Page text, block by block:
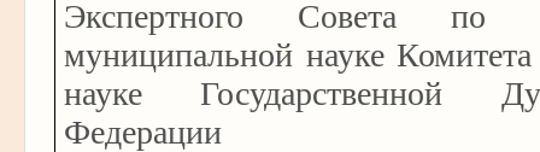
Экспертного Совета по
муниципальной науке
науке Государственной
Федерации